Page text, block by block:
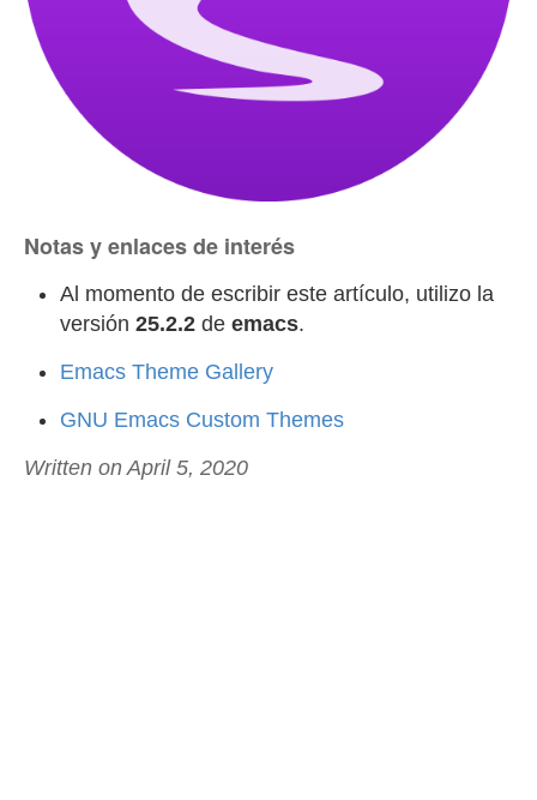
Notas y enlaces de interés
Al momento de escribir este artículo, utilizo la
versión 25.2.2 de emacs.
Emacs Theme Gallery
GNU Emacs Custom Themes
Written on April 5, 2020